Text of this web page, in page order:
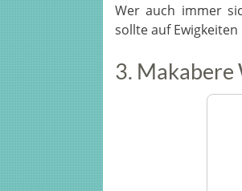
Wer auch immer
sollte auf
3.